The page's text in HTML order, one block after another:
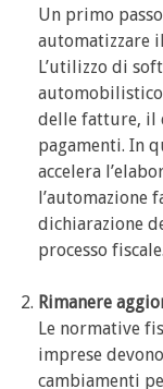
Un primo
automatizzare
L’utilizzo di
automobilistico
delle fatture, il
pagamenti. In
accelera
l’automazione
dichiarazione
processo fiscale.
Rimanere
Le normative
imprese
cambiamenti